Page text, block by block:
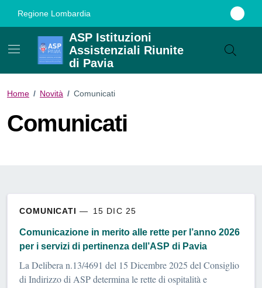
Regione Lombardia
ASP Istituzioni
Assistenziali Riunite
di Pavia
Home / Novità / Comunicati
Comunicati
COMUNICATI 15 DIC 25
Comunicazione in merito alle rette per l’anno 2026
per i servizi di pertinenza dell’ASP di Pavia
La Delibera n.13/4691 del 15 Dicembre 2025 del Consiglio
di Indirizzo di ASP determina le rette di ospitalità e